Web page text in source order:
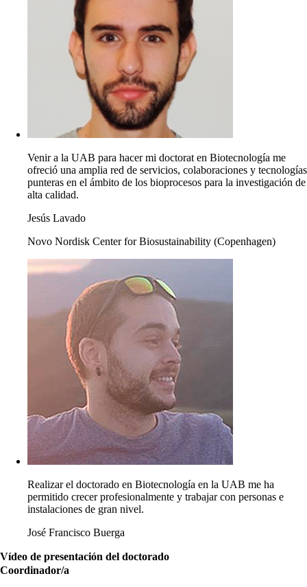
Venir a la UAB para hacer mi doctorat en Biotecnología me
ofreció una amplia red de servicios, colaboraciones y tecnologías
punteras en el ámbito de los bioprocesos para la investigación de
alta calidad.
Jesús Lavado
Novo Nordisk Center for Biosustainability (Copenhagen)
Realizar el doctorado en Biotecnología en la UAB me ha
permitido crecer profesionalmente y trabajar con personas e
instalaciones de gran nivel.
José Francisco Buerga
Vídeo de presentación del doctorado
Coordinador/a